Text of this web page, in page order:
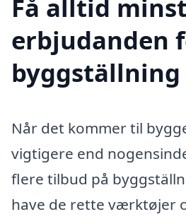
Få alltid
erbjudanden
byggställning
Når det kommer til
vigtigere end
flere tilbud på
have de rette værktøjer